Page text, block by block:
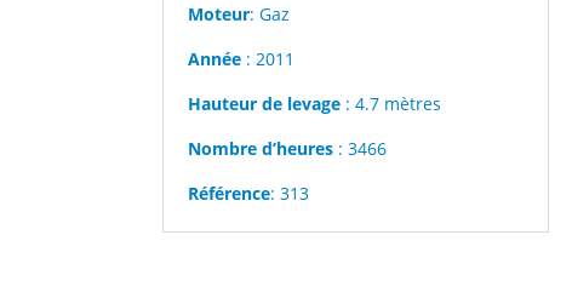
Moteur: Gaz
Année : 2011
Hauteur de levage : 4.7 mètres
Nombre d’heures : 3466
Référence: 313